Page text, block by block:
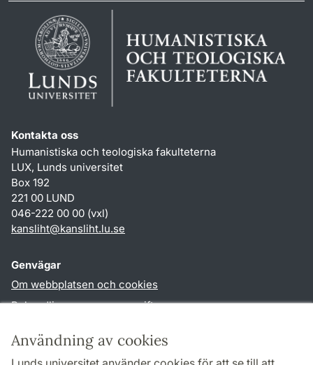
Användning av cookies
Kontakta oss
Humanistiska och teologiska fakulteterna
LUX, Lunds universitet
Box 192
221 00 LUND
046-222 00 00 (vxl)
kansliht@kansliht.lu.se
Genvägar
Om webbplatsen och cookies
Behandling av personuppgifter
TYPO3-login